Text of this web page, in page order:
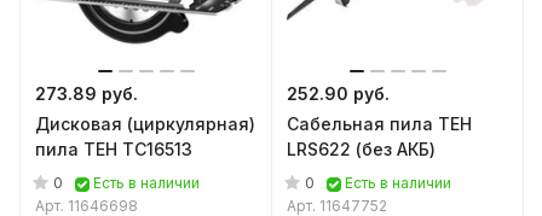
273.89 руб.
Дисковая (циркулярная)
пила TEH TC16513
0
Есть в наличии
Арт. 11646698
252.90 руб.
Сабельная пила TEH
LRS622 (без АКБ)
0
Есть в наличии
Арт. 11647752